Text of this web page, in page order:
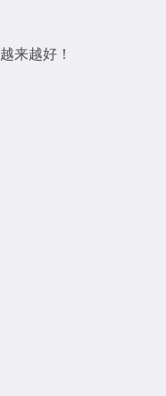
越来越好！